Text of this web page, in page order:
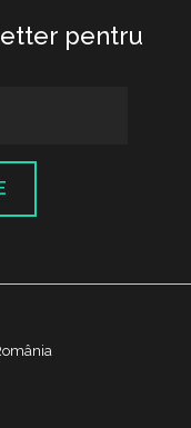
pentru